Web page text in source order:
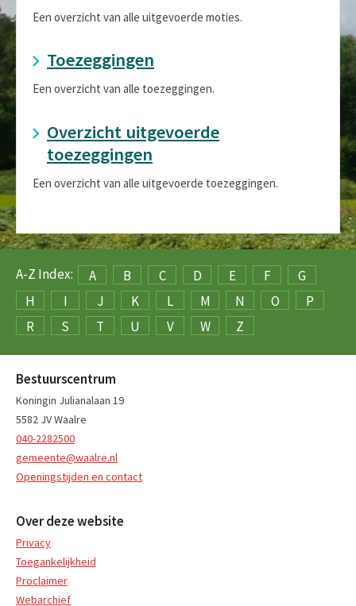
Een overzicht van alle uitgevoerde moties.
Toezeggingen
Een overzicht van alle toezeggingen.
Overzicht uitgevoerde
toezeggingen
Een overzicht van alle uitgevoerde toezeggingen.
A-Z Index: A B C D E F
G
H
I J K L M N O
P
R
S T U V W Z
Bestuurscentrum
Koningin Julianalaan 19
5582 JV Waalre
040-2282500
gemeente@waalre.nl
Openingstijden en contact
Over deze website
Privacy
Toegankelijkheid
Proclaimer
Webarchief